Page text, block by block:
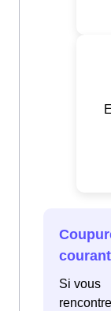
courant
Si vous